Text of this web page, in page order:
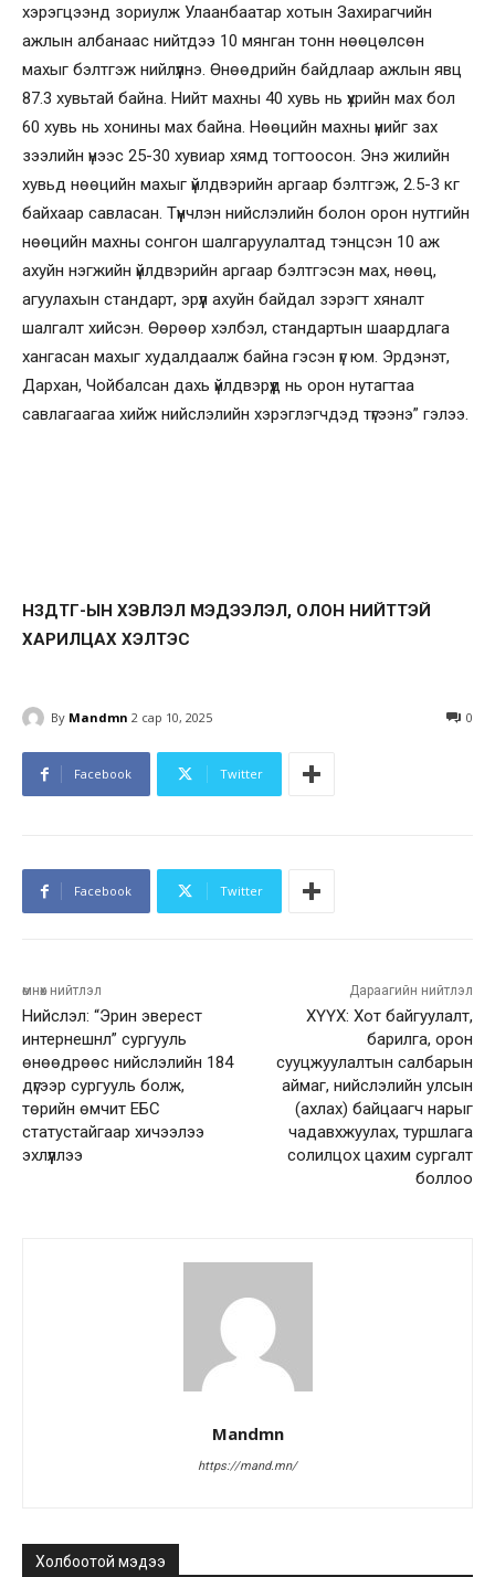
хэрэгцээнд зориулж Улаанбаатар хотын Захирагчийн
ажлын албанаас нийтдээ 10 мянган тонн нөөцөлсөн
махыг бэлтгэж нийлүүлнэ. Өнөөдрийн байдлаар ажлын явц
87.3 хувьтай байна. Нийт махны 40 хувь нь үхрийн мах бол
60 хувь нь хонины мах байна. Нөөцийн махны үнийг зах
зээлийн үнээс 25-30 хувиар хямд тогтоосон. Энэ жилийн
хувьд нөөцийн махыг үйлдвэрийн аргаар бэлтгэж, 2.5-3 кг
байхаар савласан. Түүнчлэн нийслэлийн болон орон нутгийн
нөөцийн махны сонгон шалгаруулалтад тэнцсэн 10 аж
ахуйн нэгжийн үйлдвэрийн аргаар бэлтгэсэн мах, нөөц,
агуулахын стандарт, эрүүл ахуйн байдал зэрэгт хяналт
шалгалт хийсэн. Өөрөөр хэлбэл, стандартын шаардлага
хангасан махыг худалдаалж байна гэсэн үг юм. Эрдэнэт,
Дархан, Чойбалсан дахь үйлдвэрүүд нь орон нутагтаа
савлагаагаа хийж нийслэлийн хэрэглэгчдэд түгээнэ” гэлээ.
НЗДТГ-ЫН ХЭВЛЭЛ МЭДЭЭЛЭЛ, ОЛОН НИЙТТЭЙ
ХАРИЛЦАХ ХЭЛТЭС
By Mandmn 2 сар 10, 2025 0
Facebook Twitter
Facebook Twitter
өмнөх нийтлэл
Нийслэл: “Эрин эверест
интернешнл” сургууль
өнөөдрөөс нийслэлийн 184
дүгээр сургууль болж,
төрийн өмчит ЕБС
статустайгаар хичээлээ
эхлүүллээ
Дараагийн нийтлэл
ХҮҮХ: Хот байгуулалт,
барилга, орон
сууцжуулалтын салбарын
аймаг, нийслэлийн улсын
(ахлах) байцаагч нарыг
чадавхжуулах, туршлага
солилцох цахим сургалт
боллоо
Mandmn
https://mand.mn/
Холбоотой мэдээ